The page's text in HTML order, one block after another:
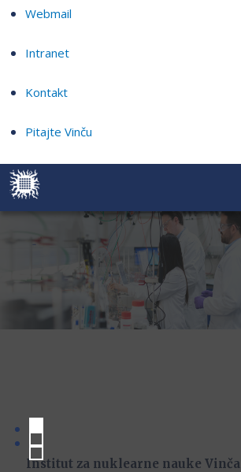
Webmail
Intranet
Kontakt
Pitajte Vinču
Institut za nuklearne nauke Vinča